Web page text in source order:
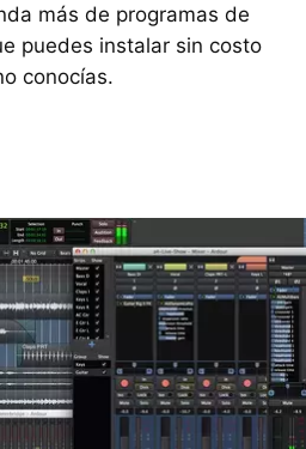
más de programas de
puedes instalar sin costo
conocías.